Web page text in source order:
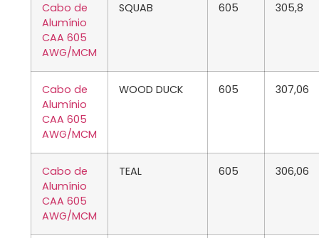
Cabo de
Alumínio
CAA 605
AWG/MCM
SQUAB 605 305,8
Cabo de
Alumínio
CAA 605
AWG/MCM
WOOD DUCK 605 307,06
Cabo de
Alumínio
CAA 605
AWG/MCM
TEAL 605 306,06